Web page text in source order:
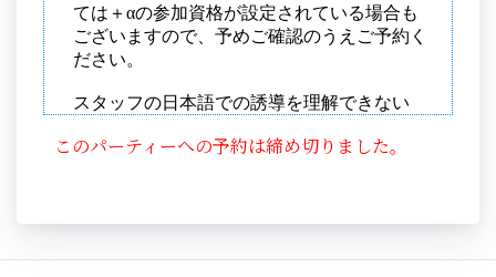
このパーティーへの予約は締め切りました。